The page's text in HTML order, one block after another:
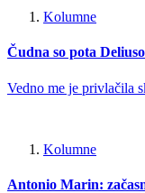
Kolumne
Čudna so pota
Vedno me je privlačila
Kolumne
Antonio Marin: